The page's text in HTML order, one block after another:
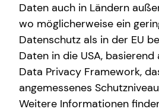
Daten auch in Ländern
wo möglicherweise ein
Datenschutz als in der EU
Daten in die USA, basierend
Data Privacy Framework,
angemessenes
Weitere Informationen